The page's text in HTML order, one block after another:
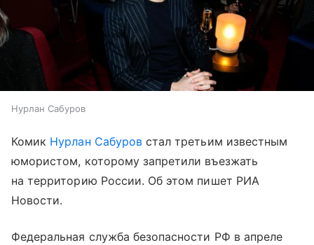
Нурлан Сабуров
Комик Нурлан Сабуровстал третьим известным
юмористом, которому запретили въезжать
на территорию России. Об этом пишет РИА
Новости.
Федеральная служба безопасности РФ в апреле